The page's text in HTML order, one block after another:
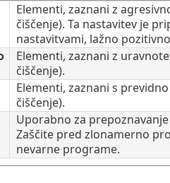
Elementi, zaznani z
čiščenje). Ta nastavitev je
nastavitvami, lažno
Elementi, zaznani z
čiščenje).
Elementi, zaznani s
čiščenje).
Uporabno za
Zaščite pred zlonamerno
nevarne programe.